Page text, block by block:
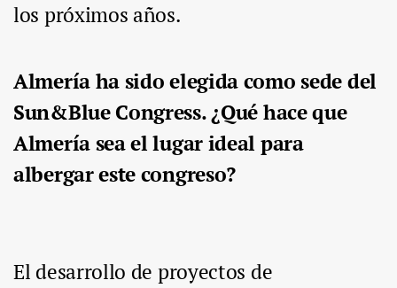
los próximos años.
Almería ha sido elegida como sede del
Sun&Blue Congress. ¿Qué hace que
Almería sea el lugar ideal para
albergar este congreso?
El desarrollo de proyectos de